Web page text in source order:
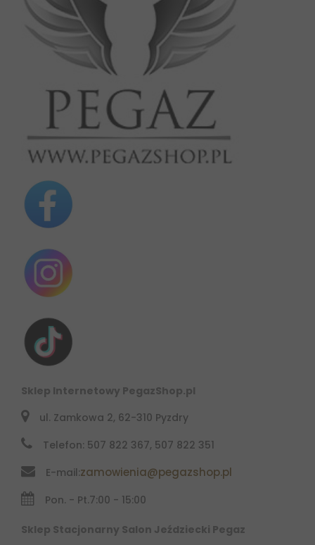
Sklep Internetowy PegazShop.pl
ul. Zamkowa 2, 62-310 Pyzdry
Telefon: 507 822 367, 507 822 351
E-mail:zamowienia@pegazshop.pl
Pon. - Pt.7:00 - 15:00
Sklep Stacjonarny Salon Jeździecki Pegaz